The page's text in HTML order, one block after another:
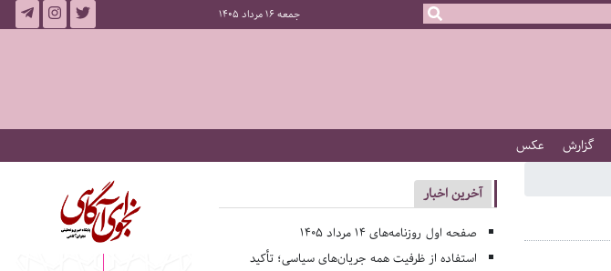
جمعه 16 مرداد 1405
گزارش عکس
آخرین اخبار
صفحه اول روزنامه‌های 14 مرداد 1405
استفاده از ظرفیت همه جریان‌های سیاسی؛ تأکید